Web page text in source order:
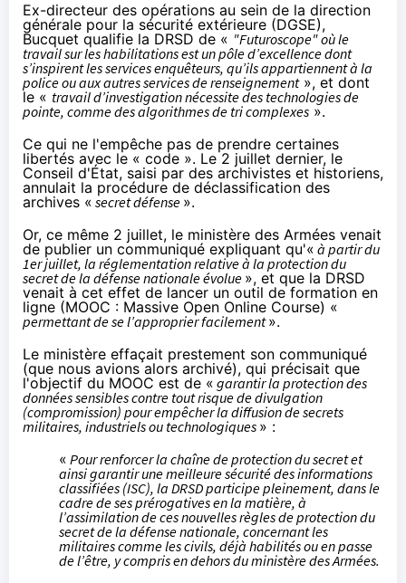
Ex-directeur des opérations au sein de la direction
générale pour la sécurité extérieure (DGSE),
Bucquet qualifie la DRSD de « "Futuroscope" où le
travail sur les habilitations est un pôle d’excellence dont
s’inspirent les services enquêteurs, qu’ils appartiennent à la
police ou aux autres services de renseignement», et dont
le « travail d’investigation nécessite des technologies de
pointe, comme des algorithmes de tri complexes ».
Ce qui ne l'empêche pas de prendre certaines
libertés avec le « code ». Le 2 juillet dernier, le
Conseil d'État, saisi par des archivistes et historiens,
annulait la procédure de déclassification des
archives « secret défense ».
Or, ce même 2 juillet, le ministère des Armées venait
de publier un communiqué expliquant qu'« à partir du
1er juillet, la réglementation relative à la protection du
secret de la défense nationale évolue », et que la DRSD
venait à cet effet de lancer un outil de formation en
ligne (MOOC : Massive Open Online Course) «
permettant de se l’approprier facilement».
Le ministère effaçait prestement son communiqué
(que nous avions alors archivé), qui précisait que
l'objectif du MOOC est de « garantir la protection des
données sensibles contre tout risque de divulgation
(compromission) pour empêcher la diffusion de secrets
militaires, industriels ou technologiques » :
« Pour renforcer la chaîne de protection du secret et
ainsi garantir une meilleure sécurité des informations
classifiées (ISC), la DRSD participe pleinement, dans le
cadre de ses prérogatives en la matière, à
l’assimilation de ces nouvelles règles de protection du
secret de la défense nationale, concernant les
militaires comme les civils, déjà habilités ou en passe
de l’être, y compris en dehors du ministère des Armées.